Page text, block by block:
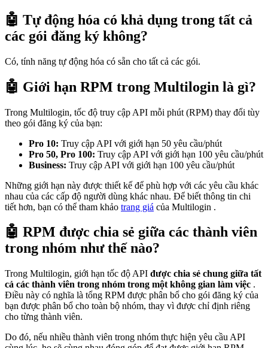
🤖 Tự động hóa có khả dụng trong tất cả
các gói đăng ký không?
Có, tính năng tự động hóa có sẵn cho tất cả các gói.
🤖 Giới hạn RPM trong Multilogin là gì?
Trong Multilogin, tốc độ truy cập API mỗi phút (RPM) thay đổi tùy
theo gói đăng ký của bạn:
Pro 10: Truy cập API với giới hạn 50 yêu cầu/phút
Pro 50, Pro 100: Truy cập API với giới hạn 100 yêu cầu/phút
Business: Truy cập API với giới hạn 100 yêu cầu/phút
Những giới hạn này được thiết kế để phù hợp với các yêu cầu khác
nhau của các cấp độ người dùng khác nhau. Để biết thông tin chi
tiết hơn, bạn có thể tham khảo trang giá của Multilogin .
🤖 RPM được chia sẻ giữa các thành viên
trong nhóm như thế nào?
Trong Multilogin, giới hạn tốc độ API được chia sẻ chung giữa tất
cả các thành viên trong nhóm trong một không gian làm việc .
Điều này có nghĩa là tổng RPM được phân bổ cho gói đăng ký của
bạn được phân bổ cho toàn bộ nhóm, thay vì được chỉ định riêng
cho từng thành viên.
Do đó, nếu nhiều thành viên trong nhóm thực hiện yêu cầu API